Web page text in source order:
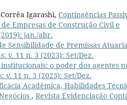
Igarashi, Contingências
Empresas de Construção Civil e
jan./abr.
Sensibilidade de Premissas
v. 11 n. 3 (2023): Set/Dez.
o poder dos agentes
v. 11 n. 3 (2023): Set/Dez.
Acadêmica, Habilidades
, Revista Evidenciação